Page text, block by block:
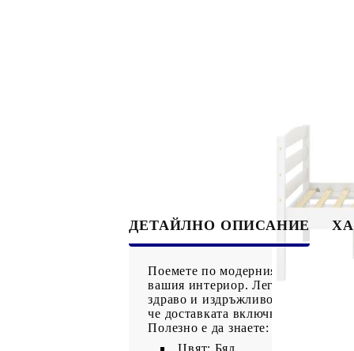
ДЕТАЙЛНО ОПИСАНИЕ
Поемете по модерния път към
вашия интериор. Леглото е със
здраво и издръжливо. Здравите
че доставката включва само
Полезно е да знаете: Тази рамка
Цвят: Бял